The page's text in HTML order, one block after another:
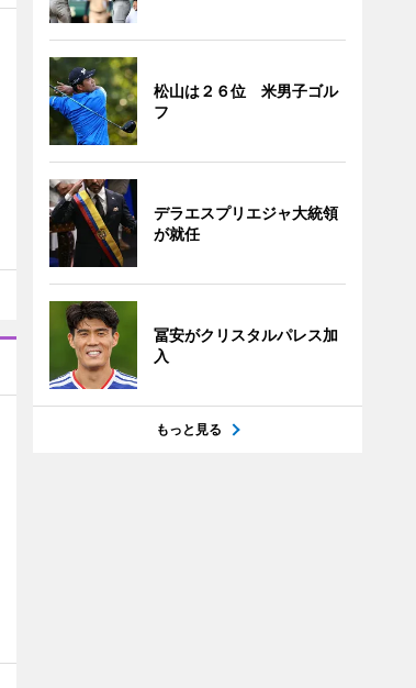
松山は２６位 米男子ゴル
フ
デラエスプリエジャ大統領
が就任
冨安がクリスタルパレス加
入
もっと見る